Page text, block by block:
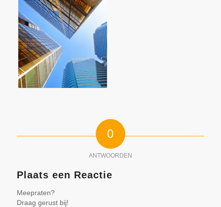
0
ANTWOORDEN
Plaats een Reactie
Meepraten?
Draag gerust bij!